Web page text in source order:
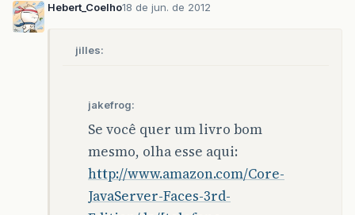
Hebert_Coelho18 de jun. de 2012
jilles:
jakefrog:
Se você quer um livro bom
mesmo, olha esse aqui:
http://www.amazon.com/Core-
JavaServer-Faces-3rd-